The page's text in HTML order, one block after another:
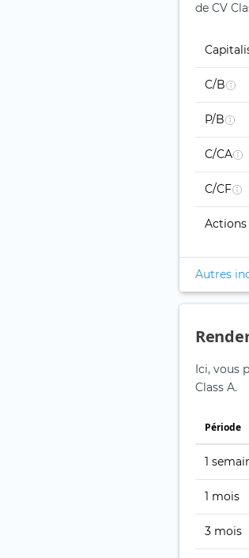
de CV
C/B
P/B
C/CA
C/CF
Actions
Autres
Ici, vous
Class A.
Période
1
1 mois
3 mois